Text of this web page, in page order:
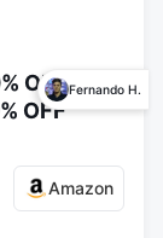
Fernando H.
OFF em
OFF
Amazon